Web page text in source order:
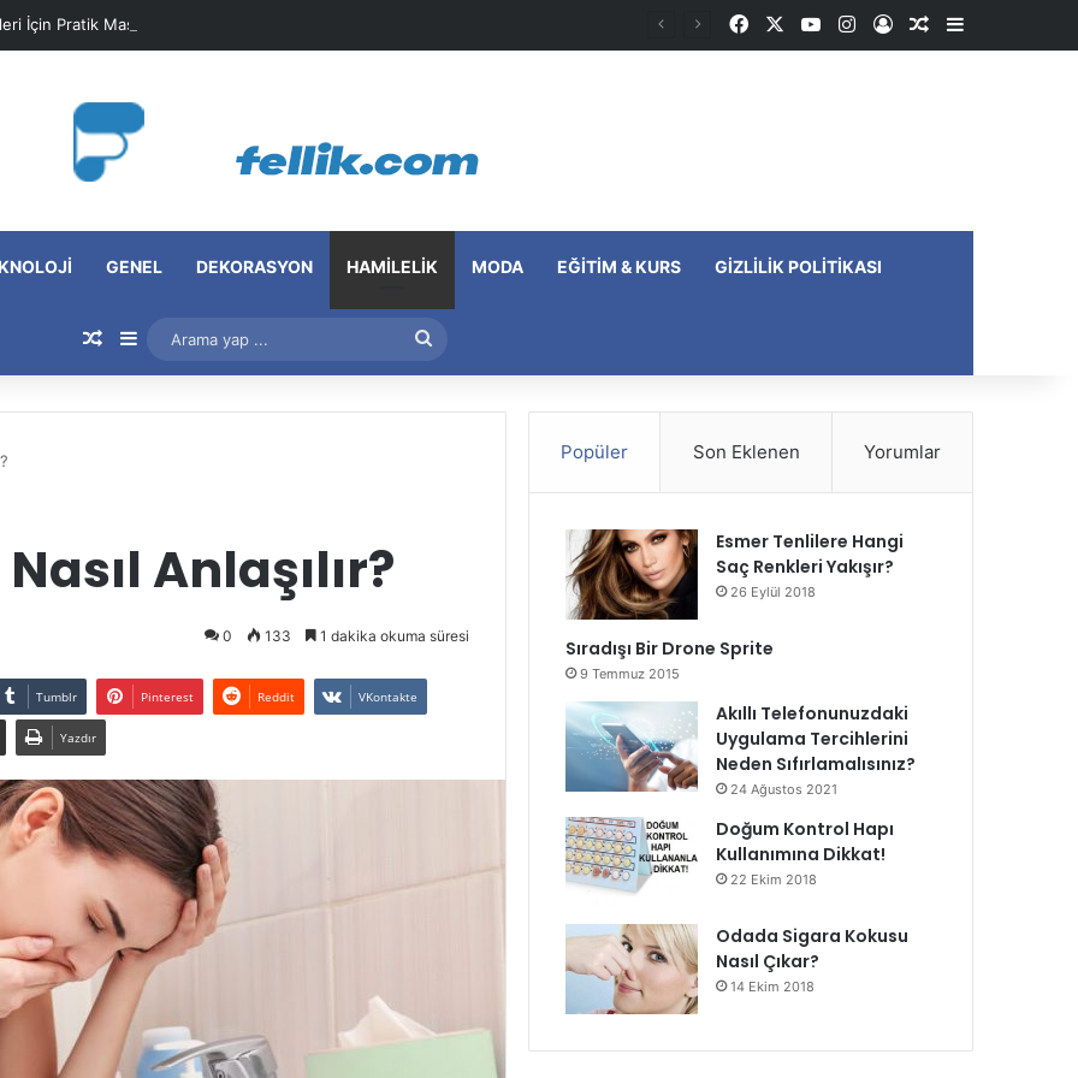
İçin Pratik Maske Önerileri FacebookYouTubeInstagram
Kayıt OlRastgele Makale
Kenar
GENEL DEKORASYON HAMILELIK MODA EĞITIM & KURS GIZLILIK POLITIKASI
Rastgele Makale
Kenar Bölmesi
Arama
yap
Anlaşılır?
0 133 1 dakika okuma süresi
Tumblr Pinterest Reddit VKontakte
Yazdır
Popüler Son Eklenen Yorumlar
Esmer Tenlilere Hangi
Saç Renkleri Yakışır?
26 Eylül 2018
Sıradışı Bir Drone Sprite
9 Temmuz 2015
Akıllı Telefonunuzdaki
Uygulama Tercihlerini
Neden Sıfırlamalısınız?
24 Ağustos 2021
Doğum Kontrol Hapı
Kullanımına Dikkat!
22 Ekim 2018
Odada Sigara Kokusu
Nasıl Çıkar?
14 Ekim 2018